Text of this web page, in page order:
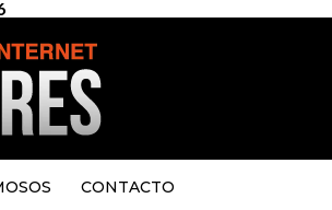
CONTACTO